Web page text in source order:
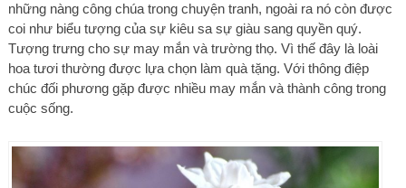
những nàng công chúa trong chuyện tranh, ngoài ra nó còn được
coi như biểu tượng của sự kiêu sa sự giàu sang quyền quý.
Tượng trưng cho sự may mắn và trường thọ. Vì thế đây là loài
hoa tươi thường được lựa chọn làm quà tặng. Với thông điệp
chúc đối phương gặp được nhiều may mắn và thành công trong
cuộc sống.